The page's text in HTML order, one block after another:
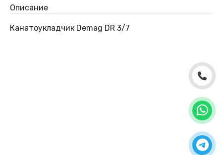
Описание
Канатоукладчик Demag DR 3/7